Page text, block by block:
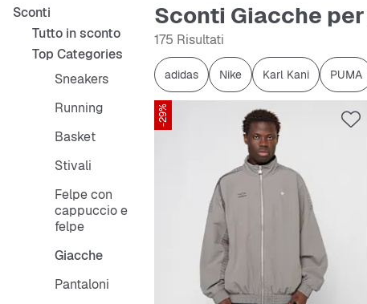
Sconti
Tutto in sconto
Top Categories
Sneakers
Running
Basket
Stivali
Felpe con
cappuccio e
felpe
Giacche
Pantaloni
Sconti Giacche
175 Risultati
adidas Nike Karl Kani PUMA
-29%